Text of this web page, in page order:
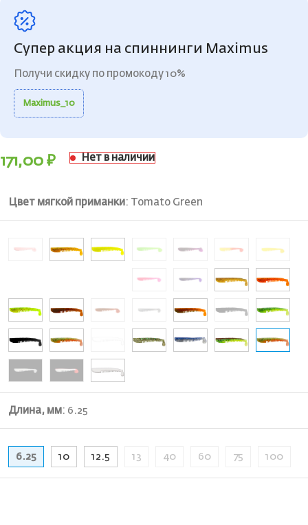
Супер акция на спиннинги Maximus
Получи скидку по промокоду 10%
Maximus_10
171,00 ₽ Нет в наличии
Цвет мягкой приманки: Tomato Green
Длина, мм: 6.25
6.25 10 12.5 13 40 60 75 100